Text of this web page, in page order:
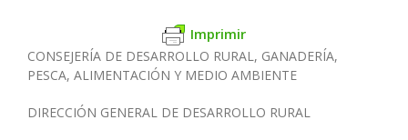
Imprimir
CONSEJERÍA DE DESARROLLO RURAL, GANADERÍA,
PESCA, ALIMENTACIÓN Y MEDIO AMBIENTE
DIRECCIÓN GENERAL DE DESARROLLO RURAL